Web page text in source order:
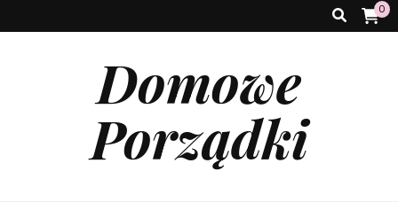
0
Domowe
Porządki